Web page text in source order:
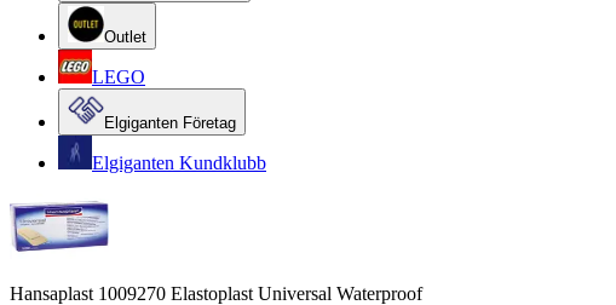
Outlet
LEGO
Elgiganten Företag
Elgiganten Kundklubb
Hansaplast 1009270 Elastoplast Universal Waterproof